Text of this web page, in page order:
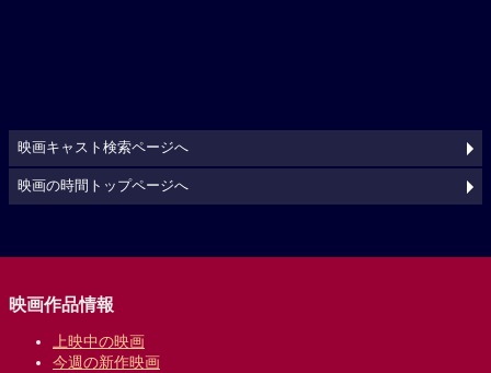
映画キャスト検索ページへ
映画の時間トップページへ
映画作品情報
上映中の映画
今週の新作映画